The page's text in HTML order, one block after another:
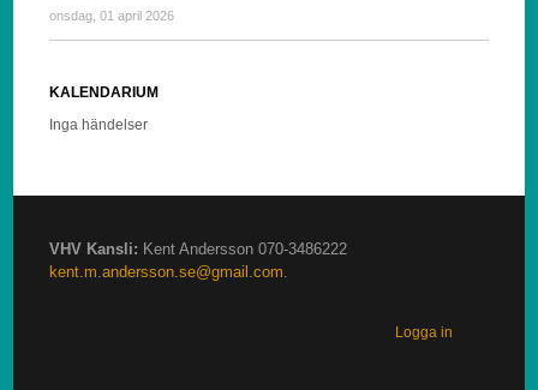
onsdag, 01 april 2026
KALENDARIUM
Inga händelser
VHV Kansli: Kent Andersson 070-3486222
kent.m.andersson.se@gmail.com
Logga in